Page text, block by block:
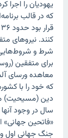
یهودیان را اجرا
که در قالب
کنند. نیروهای
شرط و
برای متفقین
معاهده ورسای
که خود را با
دین (مسیحیت)
سال در وجود آنها
«فاتحین جهانی»
جنگ جهانی اول